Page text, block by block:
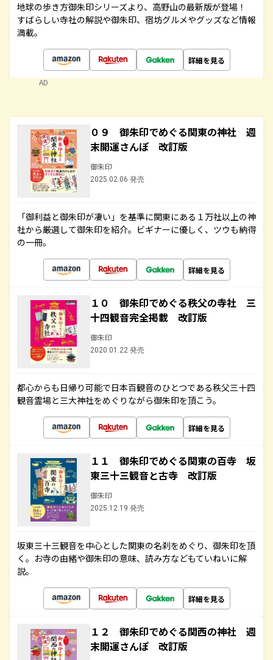
地球の歩き方御朱印シリーズより、高野山の最新版が登場！
すばらしい寺社の解説や御朱印、宿坊グルメやグッズなど情報
満載。
詳細を見る
AD
０９ 御朱印でめぐる関東の神社 週
末開運さんぽ 改訂版
御朱印
2025.02.06 発売
「御利益と御朱印が凄い」を基準に関東にある１万社以上の神
社から厳選して御朱印を紹介。ビギナーに優しく、ツウも納得
の一冊。
詳細を見る
１０ 御朱印でめぐる秩父の寺社 三
十四観音完全掲載 改訂版
御朱印
2020.01.22 発売
都心からも日帰り可能で日本百観音のひとつである秩父三十四
観音霊場と三大神社をめぐりながら御朱印を頂こう。
詳細を見る
１１ 御朱印でめぐる関東の百寺 坂
東三十三観音と古寺 改訂版
御朱印
2025.12.19 発売
坂東三十三観音を中心とした関東の名刹をめぐり、御朱印を頂
く。お寺の由緒や御朱印の意味、読み方などもていねいに解
説。
詳細を見る
１２ 御朱印でめぐる関西の神社 週
末開運さんぽ 改訂版